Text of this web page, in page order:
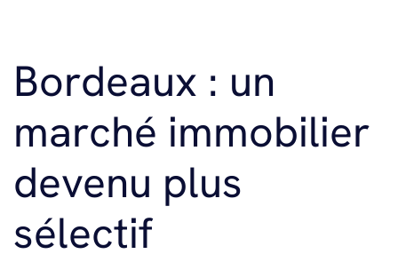
Bordeaux : un
marché immobilier
devenu plus
sélectif